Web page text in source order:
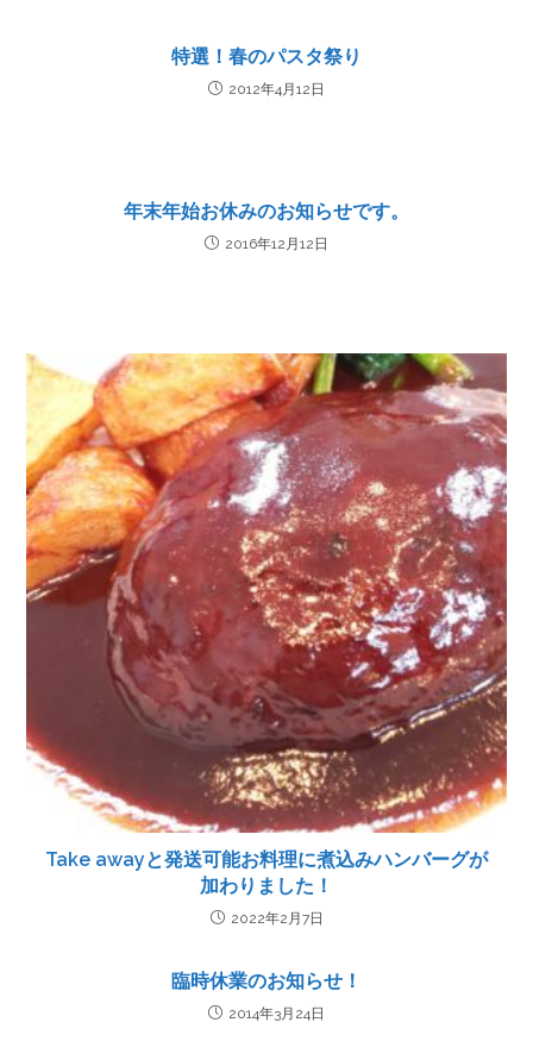
特選！春のパスタ祭り
2012年4月12日
年末年始お休みのお知らせです。
2016年12月12日
Take awayと発送可能お料理に煮込みハンバーグが
加わりました！
2022年2月7日
臨時休業のお知らせ！
2014年3月24日